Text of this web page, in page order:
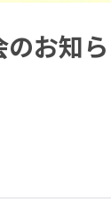
お知ら